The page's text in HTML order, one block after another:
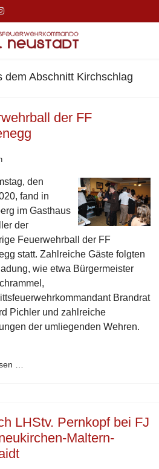
dem Abschnitt Kirchschlag
der FF
den
fand in
im Gasthaus
der
Feuerwehrball der FF
statt. Zahlreiche Gäste folgten
wie etwa Bürgermeister
Brandrat
Pichler und zahlreiche
der umliegenden Wehren.
…
LHStv. Pernkopf bei FJ
Maltern-